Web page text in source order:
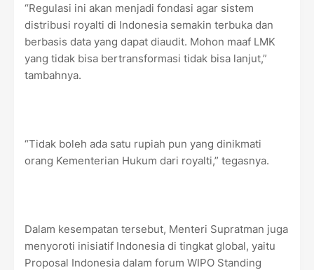
“Regulasi ini akan menjadi fondasi agar sistem
distribusi royalti di Indonesia semakin terbuka dan
berbasis data yang dapat diaudit. Mohon maaf LMK
yang tidak bisa bertransformasi tidak bisa lanjut,”
tambahnya.
“Tidak boleh ada satu rupiah pun yang dinikmati
orang Kementerian Hukum dari royalti,” tegasnya.
Dalam kesempatan tersebut, Menteri Supratman juga
menyoroti inisiatif Indonesia di tingkat global, yaitu
Proposal Indonesia dalam forum WIPO Standing